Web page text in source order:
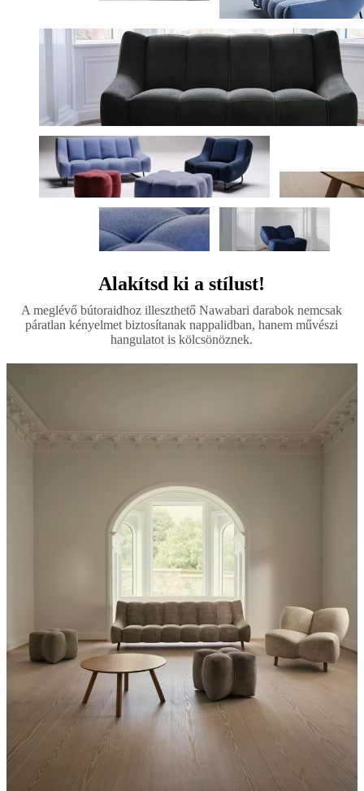
Alakítsd ki a stílust!
A meglévő bútoraidhoz illeszthető Nawabari darabok nemcsak
páratlan kényelmet biztosítanak nappalidban, hanem művészi
hangulatot is kölcsönöznek.